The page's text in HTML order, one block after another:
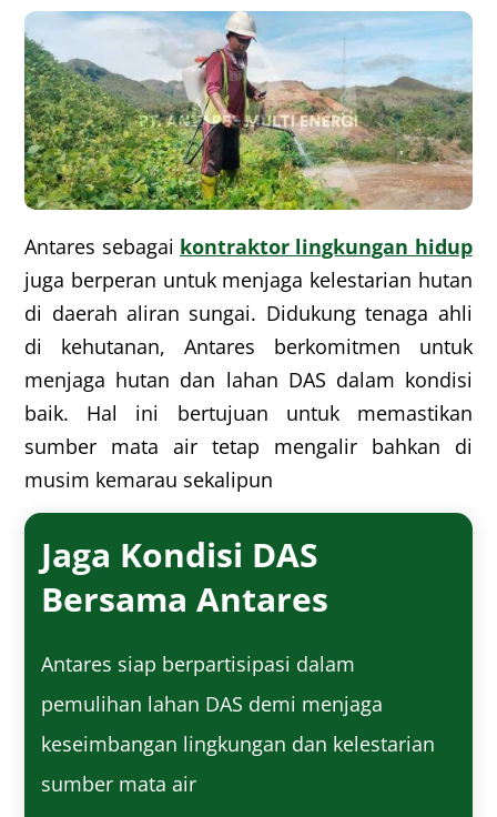
Antares sebagai kontraktor lingkungan hidup
juga berperan untuk menjaga kelestarian hutan
di daerah aliran sungai. Didukung tenaga ahli
di kehutanan, Antares berkomitmen untuk
menjaga hutan dan lahan DAS dalam kondisi
baik. Hal ini bertujuan untuk memastikan
sumber mata air tetap mengalir bahkan di
musim kemarau sekalipun
Jaga Kondisi DAS
Bersama Antares
Antares siap berpartisipasi dalam
pemulihan lahan DAS demi menjaga
keseimbangan lingkungan dan kelestarian
sumber mata air